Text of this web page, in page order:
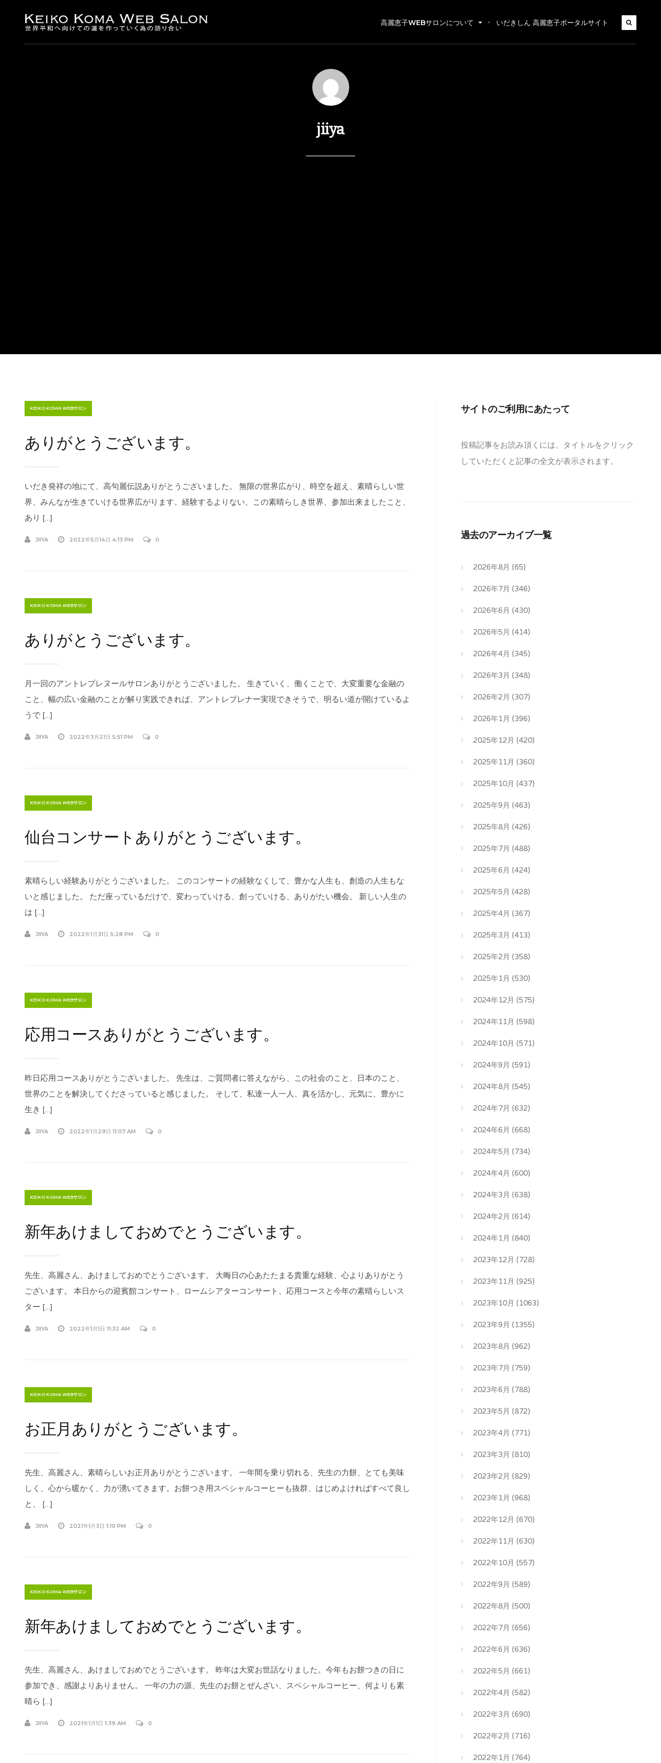
高麗恵子WEBサロンについて いだきしん 高麗恵子ポータルサイト
jiiya
KEIKO KOMA WEBサロン
ありがとうございます。
いだき発祥の地にて、高句麗伝説ありがとうございました。 無限の世界広がり、時空を超え、素晴らしい世
界、みんなが生きていける世界広がります。経験するよりない、この素晴らしき世界、参加出来ましたこと、
あり […]
JIIYA 2022年5月14日 4:13 PM 0
KEIKO KOMA WEBサロン
ありがとうございます。
月一回のアントレプレヌールサロンありがとうございました。 生きていく、働くことで、大変重要な金融の
こと、幅の広い金融のことが解り実践できれば、アントレプレナー実現できそうで、明るい道が開けているよ
うで […]
JIIYA 2022年3月21日 5:51 PM 0
KEIKO KOMA WEBサロン
仙台コンサートありがとうございます。
素晴らしい経験ありがとうございました。 このコンサートの経験なくして、豊かな人生も、創造の人生もな
いと感じました。 ただ座っているだけで、変わっていける、創っていける、ありがたい機会。 新しい人生の
は […]
JIIYA 2022年1月31日 5:28 PM 0
KEIKO KOMA WEBサロン
応用コースありがとうございます。
昨日応用コースありがとうございました。 先生は、ご質問者に答えながら、この社会のこと、日本のこと、
世界のことを解決してくださっていると感じました。 そして、私達一人一人、真を活かし、元気に、豊かに
生き […]
JIIYA 2022年1月29日 11:07 AM 0
KEIKO KOMA WEBサロン
新年あけましておめでとうございます。
先生、高麗さん、あけましておめでとうございます。 大晦日の心あたたまる貴重な経験、心よりありがとう
ございます。 本日からの迎賓館コンサート、ロームシアターコンサート、応用コースと今年の素晴らしいス
ター […]
JIIYA 2022年1月1日 11:32 AM 0
KEIKO KOMA WEBサロン
お正月ありがとうございます。
先生、高麗さん、素晴らしいお正月ありがとうございます。 一年間を乗り切れる、先生の力餅、とても美味
しく、心から暖かく、力が湧いてきます。お餅つき用スペシャルコーヒーも抜群、はじめよければすべて良し
と、 […]
JIIYA 2021年1月3日 1:10 PM 0
KEIKO KOMA WEBサロン
新年あけましておめでとうございます。
先生、高麗さん、あけましておめでとうございます。 昨年は大変お世話なりました。今年もお餅つきの日に
参加でき、感謝よりありません。 一年の力の源、先生のお餅とぜんざい、スペシャルコーヒー、何よりも素
晴ら […]
JIIYA 2021年1月1日 1:39 AM 0
サイトのご利用にあたって
投稿記事をお読み頂くには、タイトルをクリック
していただくと記事の全文が表示されます。
過去のアーカイブ一覧
2026年8月 (65)
2026年7月 (346)
2026年6月 (430)
2026年5月 (414)
2026年4月 (345)
2026年3月 (348)
2026年2月 (307)
2026年1月 (396)
2025年12月 (420)
2025年11月 (360)
2025年10月 (437)
2025年9月 (463)
2025年8月 (426)
2025年7月 (488)
2025年6月 (424)
2025年5月 (428)
2025年4月 (367)
2025年3月 (413)
2025年2月 (358)
2025年1月 (530)
2024年12月 (575)
2024年11月 (598)
2024年10月 (571)
2024年9月 (591)
2024年8月 (545)
2024年7月 (632)
2024年6月 (668)
2024年5月 (734)
2024年4月 (600)
2024年3月 (638)
2024年2月 (614)
2024年1月 (840)
2023年12月 (728)
2023年11月 (925)
2023年10月 (1063)
2023年9月 (1355)
2023年8月 (962)
2023年7月 (759)
2023年6月 (788)
2023年5月 (872)
2023年4月 (771)
2023年3月 (810)
2023年2月 (829)
2023年1月 (968)
2022年12月 (670)
2022年11月 (630)
2022年10月 (557)
2022年9月 (589)
2022年8月 (500)
2022年7月 (656)
2022年6月 (636)
2022年5月 (661)
2022年4月 (582)
2022年3月 (690)
2022年2月 (716)
2022年1月 (764)